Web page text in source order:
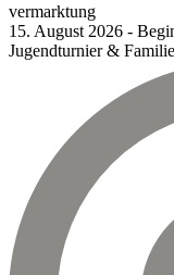
vermarktung
15. August 2026 -
Jugendturnier &